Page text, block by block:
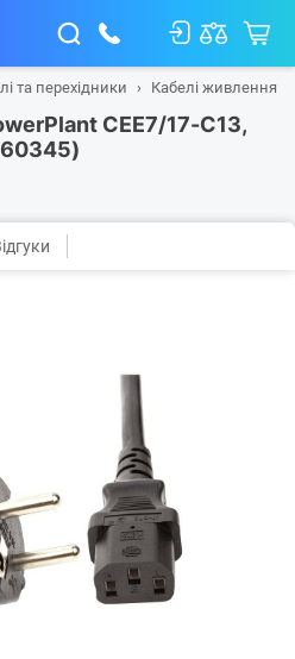
та перехідники Кабелі живлення
CEE7/17-C13,